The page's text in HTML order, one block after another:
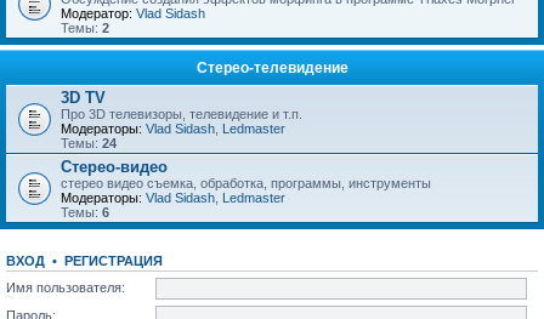
Модератор: Vlad Sidash
Темы: 2
Стерео-телевидение
3D TV
Про 3D телевизоры, телевидение и т.п.
Модераторы: Vlad Sidash Ledmaster
Темы: 24
Стерео-видео
стерео видео съемка, обработка, программы, инструменты
Модераторы: Vlad Sidash Ledmaster
Темы: 6
ВХОД • РЕГИСТРАЦИЯ
Имя пользователя:
Пароль: